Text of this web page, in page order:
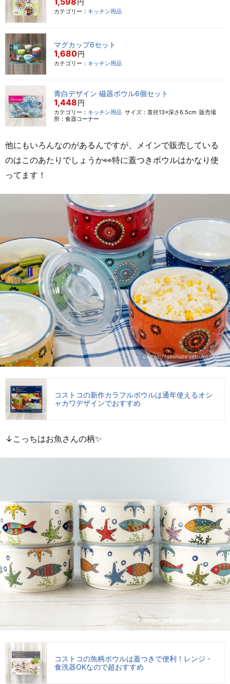
円
カテゴリー： キッチン用品
マグカップ6セット
1,680円
カテゴリー： キッチン用品
青白デザイン 磁器ボウル6個セット
1,448円
カテゴリー： キッチン用品 サイズ：直径13×深さ6.5cm 販売場
所：食器コーナー
他にもいろんなのがあるんですが、メインで販売している
のはこのあたりでしょうか👀特に蓋つきボウルはかなり使
ってます！
コストコの新作カラフルボウルは通年使えるオシ
ャカワデザインでおすすめ
↓こっちはお魚さんの柄✨
コストコの魚柄ボウルは蓋つきで便利！レンジ・
食洗器OKなので超おすすめ